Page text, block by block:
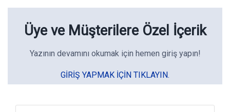
Üye ve Müşterilere Özel İçerik
Yazının devamını okumak için hemen giriş yapın!
GIRIŞ YAPMAK IÇIN TIKLAYIN.